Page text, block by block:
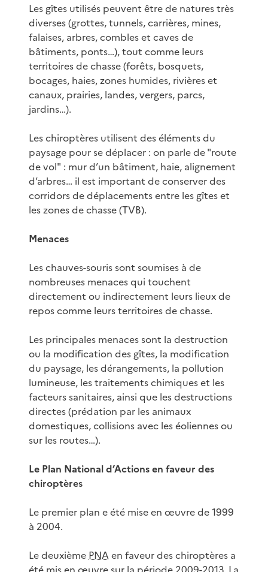
Les gîtes utilisés peuvent être de natures très
diverses (grottes, tunnels, carrières, mines,
falaises, arbres, combles et caves de
bâtiments, ponts…), tout comme leurs
territoires de chasse (forêts, bosquets,
bocages, haies, zones humides, rivières et
canaux, prairies, landes, vergers, parcs,
jardins…).
Les chiroptères utilisent des éléments du
paysage pour se déplacer : on parle de "route
de vol" : mur d’un bâtiment, haie, alignement
d’arbres… il est important de conserver des
corridors de déplacements entre les gîtes et
les zones de chasse (TVB).
Menaces
Les chauves-souris sont soumises à de
nombreuses menaces qui touchent
directement ou indirectement leurs lieux de
repos comme leurs territoires de chasse.
Les principales menaces sont la destruction
ou la modification des gîtes, la modification
du paysage, les dérangements, la pollution
lumineuse, les traitements chimiques et les
facteurs sanitaires, ainsi que les destructions
directes (prédation par les animaux
domestiques, collisions avec les éoliennes ou
sur les routes…).
Le Plan National d’Actions en faveur des
chiroptères
Le premier plan e été mise en œuvre de 1999
à 2004.
Le deuxième PNAen faveur des chiroptères a